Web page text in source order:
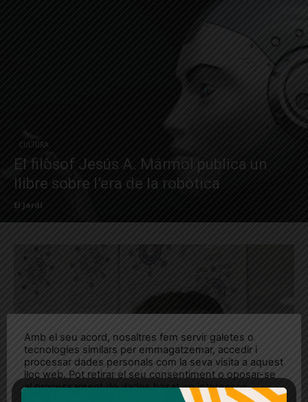
CULTURA
El filòsof Jesús A. Mármol publica un
llibre sobre l’era de la robòtica
El Jardí
Amb el seu acord, nosaltres fem servir galetes o
tecnologies similars per emmagatzemar, accedir i
processar dades personals com la seva visita a aquest
lloc web. Pot retirar el seu consentiment o oposar-se
al processament de dades basat en interessos
legítims en qualsevol moment fent clic a "Ajustos de